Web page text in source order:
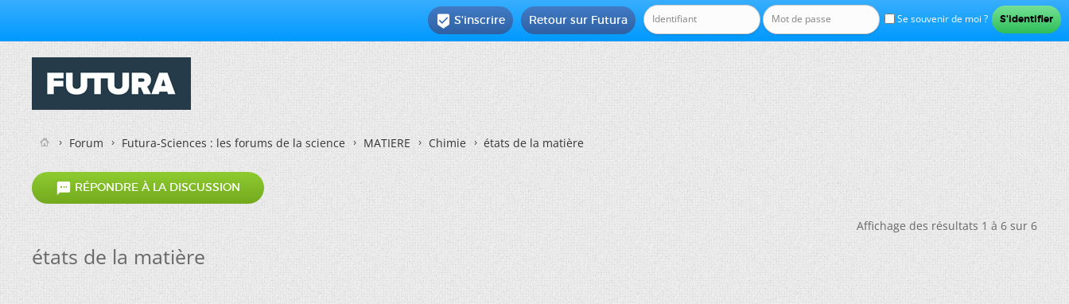
Se souvenir de moi ?
Retour sur Futura
 S'inscrire
Forum Futura-Sciences : les forums de la science MATIERE Chimie états de la matière
 RÉPONDRE À LA DISCUSSION
Affichage des résultats 1 à 6 sur 6
états de la matière